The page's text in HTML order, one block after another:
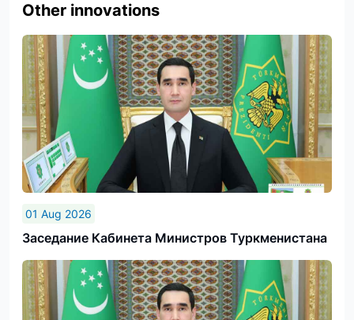
Other innovations
01 Aug 2026
Заседание Кабинета Министров Туркменистана